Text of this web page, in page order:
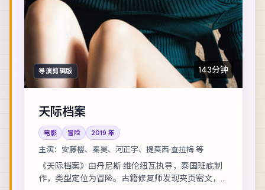
导演剪辑版 143分钟
天际档案
电影 冒险 2019 年
主演： 安藤樱、秦昊、河正宇、提莫西·查拉梅 等
《天际档案》由丹尼斯·维伦纽瓦执导，泰国班底制
作，类型定位为冒险。古籍修复师发现夹页密文，